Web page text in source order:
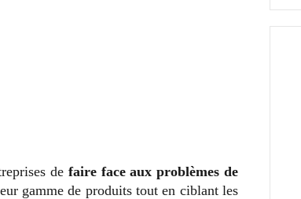
de faire face aux problèmes de
gamme de produits tout en ciblant les